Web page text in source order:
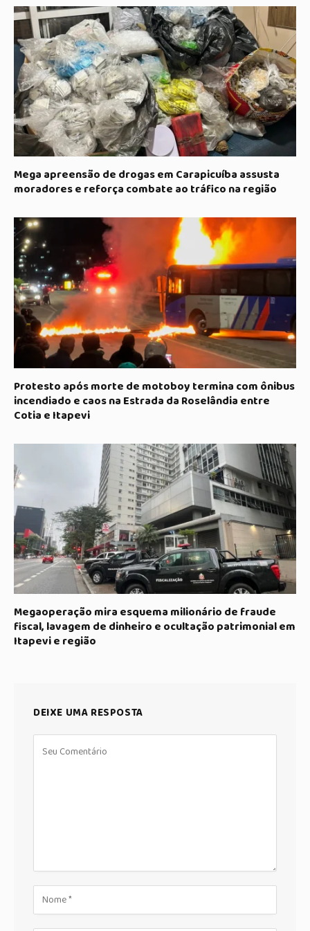
Mega apreensão de drogas em Carapicuíba assusta
moradores e reforça combate ao tráfico na região
Protesto após morte de motoboy termina com ônibus
incendiado e caos na Estrada da Roselândia entre
Cotia e Itapevi
Megaoperação mira esquema milionário de fraude
fiscal, lavagem de dinheiro e ocultação patrimonial em
Itapevi e região
DEIXE UMA RESPOSTA